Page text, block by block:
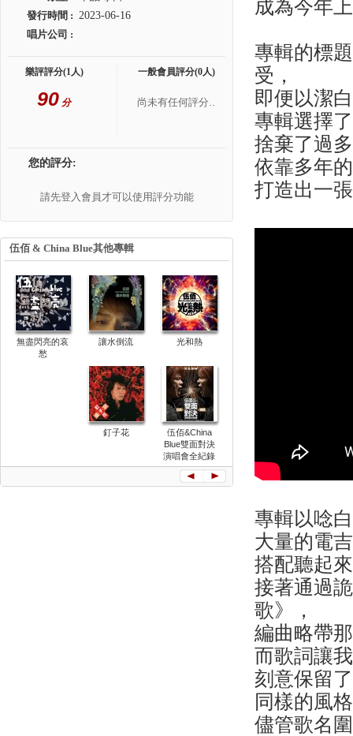
發行時間 : 2023-06-16
唱片公司 :
樂評評分(1人)
90 分
一般會員評分(0人)
尚未有任何評分..
您的評分:
請先登入會員才可以使用評分功能
伍佰 & China Blue其他專輯
無盡閃亮的哀
愁
讓水倒流 光和熱
釘子花
伍佰&China
Blue雙面對決
演唱會全紀錄
成為今年
專輯的標
受，
即便以潔
專輯選擇
捨棄了過
依靠多年
打造出一
專輯以唸
大量的電
搭配聽起
接著通過
歌》，
編曲略帶
而歌詞讓
刻意保留
同樣的風
儘管歌名